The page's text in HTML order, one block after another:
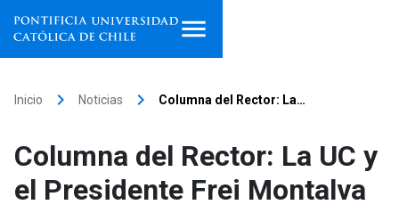
Facultades, escuelas e
institutos
Inicio keyboard_arrow_right Noticias keyboard_arrow_right Columna del Rector: La…
Columna del Rector: La UC y
el Presidente Frei Montalva